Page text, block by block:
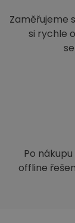
Zaměřujeme
si rychle
Po
offline